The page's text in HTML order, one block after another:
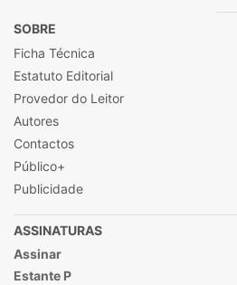
SOBRE
Ficha Técnica
Estatuto Editorial
Provedor do Leitor
Autores
Contactos
Público+
Publicidade
ASSINATURAS
Assinar
Estante P